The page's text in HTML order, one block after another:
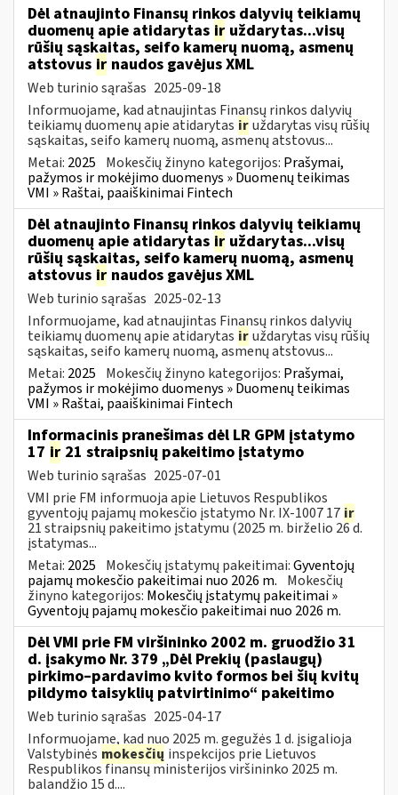
Dėl atnaujinto Finansų rinkos dalyvių teikiamų
duomenų apie atidarytas ir uždarytas...visų
rūšių sąskaitas, seifo kamerų nuomą, asmenų
atstovus ir naudos gavėjus XML
Web turinio sąrašas 2025-09-18
Informuojame, kad atnaujintas Finansų rinkos dalyvių
teikiamų duomenų apie atidarytas iruždarytas visų rūšių
sąskaitas, seifo kamerų nuomą, asmenų atstovus...
Metai: 2025 Mokesčių žinyno kategorijos: Prašymai,
pažymos ir mokėjimo duomenys » Duomenų teikimas
VMI » Raštai, paaiškinimai Fintech
Dėl atnaujinto Finansų rinkos dalyvių teikiamų
duomenų apie atidarytas ir uždarytas...visų
rūšių sąskaitas, seifo kamerų nuomą, asmenų
atstovus ir naudos gavėjus XML
Web turinio sąrašas 2025-02-13
Informuojame, kad atnaujintas Finansų rinkos dalyvių
teikiamų duomenų apie atidarytas iruždarytas visų rūšių
sąskaitas, seifo kamerų nuomą, asmenų atstovus...
Metai: 2025 Mokesčių žinyno kategorijos: Prašymai,
pažymos ir mokėjimo duomenys » Duomenų teikimas
VMI » Raštai, paaiškinimai Fintech
Informacinis pranešimas dėl LR GPM įstatymo
17 ir 21 straipsnių pakeitimo įstatymo
Web turinio sąrašas 2025-07-01
VMI prie FM informuoja apie Lietuvos Respublikos
gyventojų pajamų mokesčio įstatymo Nr. IX-1007 17 ir
21 straipsnių pakeitimo įstatymu (2025 m. birželio 26 d.
įstatymas...
Metai: 2025 Mokesčių įstatymų pakeitimai:Gyventojų
pajamų mokesčio pakeitimai nuo 2026 m. Mokesčių
žinyno kategorijos: Mokesčių įstatymų pakeitimai »
Gyventojų pajamų mokesčio pakeitimai nuo 2026 m.
Dėl VMI prie FM viršininko 2002 m. gruodžio 31
d. įsakymo Nr. 379 „Dėl Prekių (paslaugų)
pirkimo–pardavimo kvito formos bei šių kvitų
pildymo taisyklių patvirtinimo“ pakeitimo
Web turinio sąrašas 2025-04-17
Informuojame, kad nuo 2025 m. gegužės 1 d. įsigalioja
Valstybinės mokesčių inspekcijos prie Lietuvos
Respublikos finansų ministerijos viršininko 2025 m.
balandžio 15 d....